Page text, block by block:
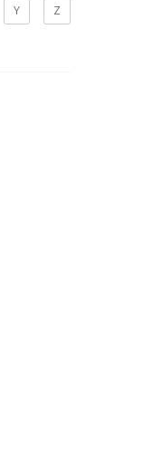
Y Z